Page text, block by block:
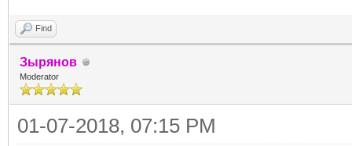
Find
Зырянов
Moderator
01-07-2018, 07:15 PM